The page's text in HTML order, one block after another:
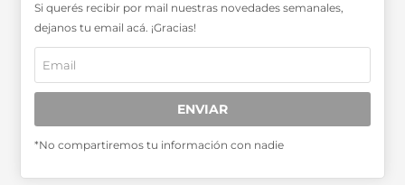
SABER MÁS >>
OTRAS PUBLICACIONES >>
Miembro de la Asociación de
ADEPA
Si querés recibir por mail nuestras novedades semanales,
dejanos tu email acá. ¡Gracias!
ENVIAR
*No compartiremos tu información con nadie